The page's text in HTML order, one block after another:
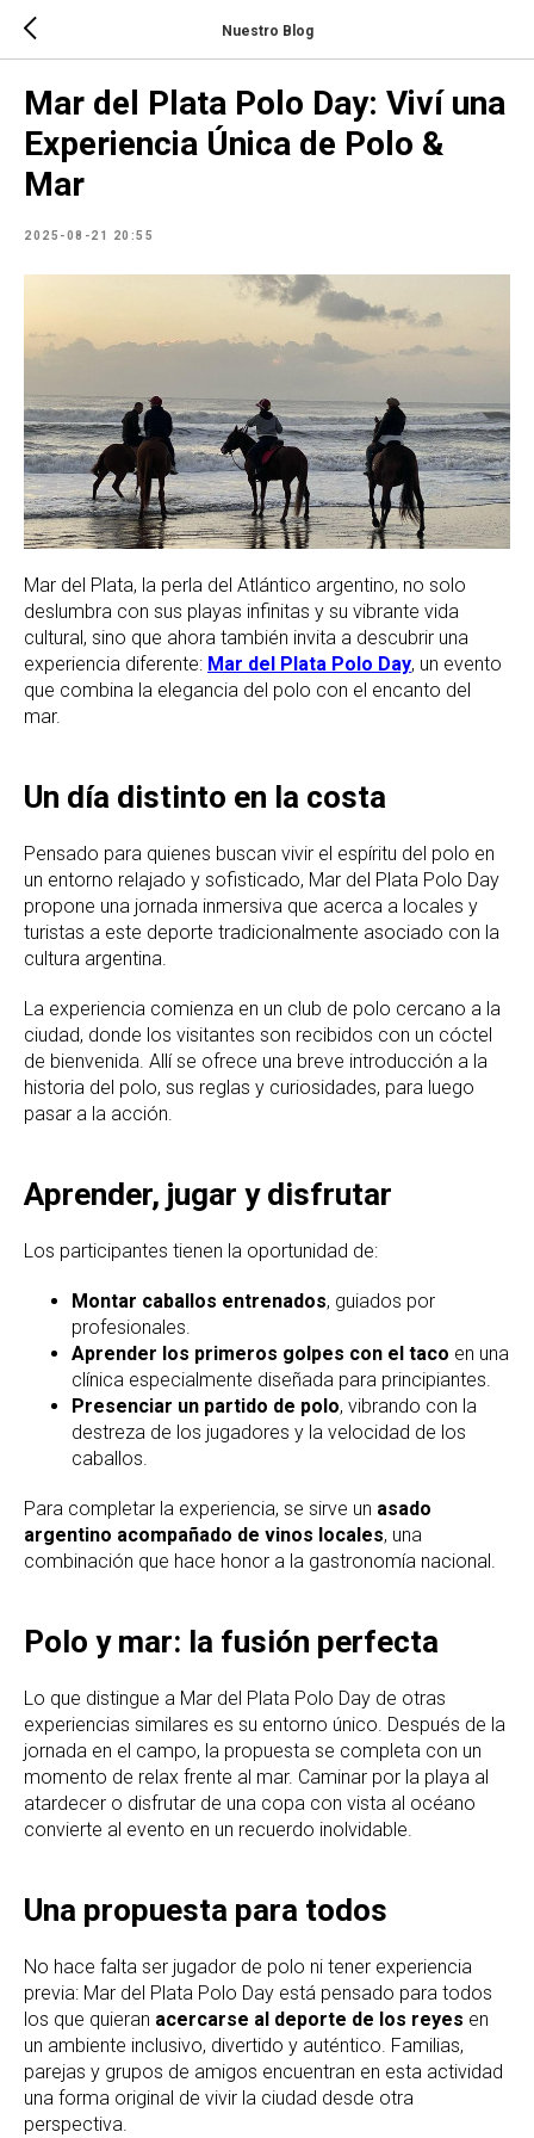
Nuestro Blog
Mar del Plata Polo Day: Viví una
Experiencia Única de Polo &
Mar
2025-08-21 20:55
Mar del Plata, la perla del Atlántico argentino, no solo
deslumbra con sus playas infinitas y su vibrante vida
cultural, sino que ahora también invita a descubrir una
experiencia diferente: Mar del Plata Polo Day, un evento
que combina la elegancia del polo con el encanto del
mar.
Un día distinto en la costa
Pensado para quienes buscan vivir el espíritu del polo en
un entorno relajado y sofisticado, Mar del Plata Polo Day
propone una jornada inmersiva que acerca a locales y
turistas a este deporte tradicionalmente asociado con la
cultura argentina.
La experiencia comienza en un club de polo cercano a la
ciudad, donde los visitantes son recibidos con un cóctel
de bienvenida. Allí se ofrece una breve introducción a la
historia del polo, sus reglas y curiosidades, para luego
pasar a la acción.
Aprender, jugar y disfrutar
Los participantes tienen la oportunidad de:
Montar caballos entrenados, guiados por
profesionales.
Aprender los primeros golpes con el taco en una
clínica especialmente diseñada para principiantes.
Presenciar un partido de polo, vibrando con la
destreza de los jugadores y la velocidad de los
caballos.
Para completar la experiencia, se sirve un asado
argentino acompañado de vinos locales, una
combinación que hace honor a la gastronomía nacional.
Polo y mar: la fusión perfecta
Lo que distingue a Mar del Plata Polo Day de otras
experiencias similares es su entorno único. Después de la
jornada en el campo, la propuesta se completa con un
momento de relax frente al mar. Caminar por la playa al
atardecer o disfrutar de una copa con vista al océano
convierte al evento en un recuerdo inolvidable.
Una propuesta para todos
No hace falta ser jugador de polo ni tener experiencia
previa: Mar del Plata Polo Day está pensado para todos
los que quieran acercarse al deporte de los reyes en
un ambiente inclusivo, divertido y auténtico. Familias,
parejas y grupos de amigos encuentran en esta actividad
una forma original de vivir la ciudad desde otra
perspectiva.